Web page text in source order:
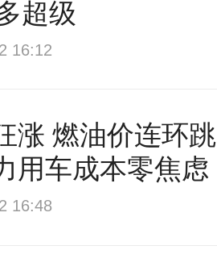
超级
16:12
燃油价连环跳 国内
用车成本零焦虑
16:48